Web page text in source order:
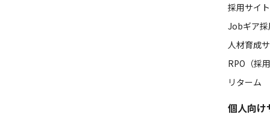
採用サイ
Jobギア
人材育成
RPO（採
リターム
個人向け